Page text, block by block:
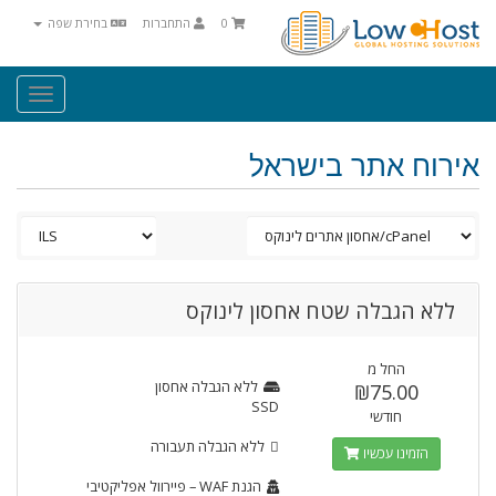
בחירת שפה התחברות 0
אירוח אתר בישראל
ללא הגבלה שטח אחסון לינוקס
ללא הגבלה אחסון
SSD
ללא הגבלה תעבורה
הגנת WAF
– פיירוול אפליקטיבי
החל מ
₪75.00
חודשי
הזמינו עכשיו